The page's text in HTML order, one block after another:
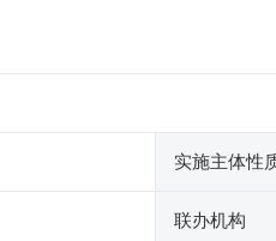
实施主体性
联办机构